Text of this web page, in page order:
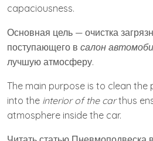
capaciousness.
Основная цель — очистка
поступающего в салон
лучшую атмосферу.
The main purpose is to clean
into the interior of the carthus
atmosphere inside the car.